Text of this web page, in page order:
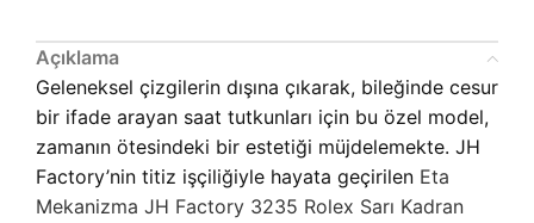
Açıklama
Geleneksel çizgilerin dışına çıkarak, bileğinde cesur
bir ifade arayan saat tutkunları için bu özel model,
zamanın ötesindeki bir estetiği müjdelemekte. JH
Factory’nin titiz işçiliğiyle hayata geçirilen Eta
Mekanizma JH Factory 3235 Rolex Sarı Kadran